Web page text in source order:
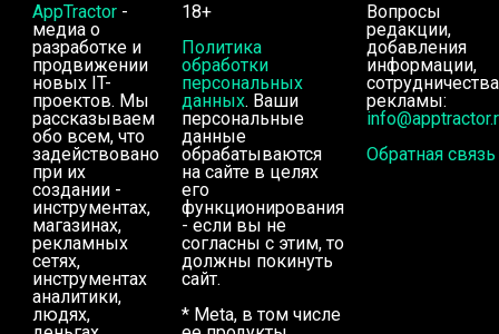
AppTractor-
медиа о
разработке и
продвижении
новых IT-
проектов. Мы
рассказываем
обо всем, что
задействовано
при их
создании -
инструментах,
магазинах,
рекламных
сетях,
инструментах
аналитики,
людях,
18+
Политика
обработки
персональных
данных. Ваши
персональные
данные
обрабатываются
на сайте в целях
его
функционирования
- если вы не
согласны с этим, то
должны покинуть
сайт.
* Meta, в том числе
Вопросы
редакции,
добавления
информации,
рекламы:
Обратная связь